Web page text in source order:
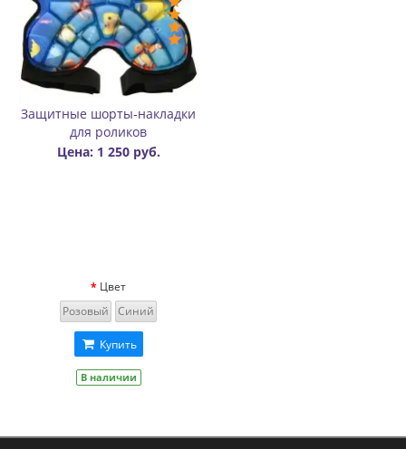
Защитные шорты-накладки
для роликов
Цена: 1 250 руб.
Цвет
Розовый
Синий
Купить
В наличии